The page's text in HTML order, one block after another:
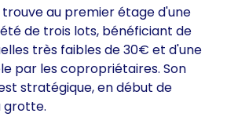
au premier étage d'une
de trois lots, bénéficiant de
très faibles de 30€ et d'une
par les copropriétaires. Son
stratégique, en début de
grotte.